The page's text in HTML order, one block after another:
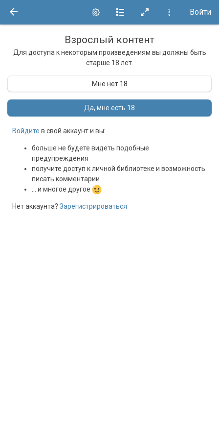
Войти
Взрослый контент
Для доступа к некоторым произведениям вы должны быть
старше 18 лет.
Мне нет 18
Да, мне есть 18
Войдите в свой аккаунт и вы:
больше не будете видеть подобные
предупреждения
получите доступ к личной библиотеке и возможность
писать комментарии
... и многое другое
Нет аккаунта? Зарегистрироваться